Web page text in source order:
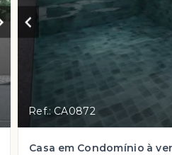
Ref.: CA0872